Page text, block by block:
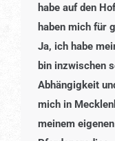
habe auf den
haben mich für
Ja, ich habe
bin inzwischen
Abhängigkeit
mich in
meinem